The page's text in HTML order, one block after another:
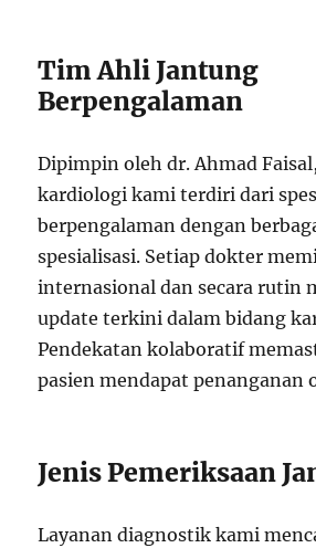
Tim Ahli Jantung
Berpengalaman
Dipimpin oleh dr. Ahmad
kardiologi kami terdiri dari
berpengalaman dengan
spesialisasi. Setiap dokter
internasional dan secara rutin
update terkini dalam bidang
Pendekatan kolaboratif
pasien mendapat penanganan
Jenis Pemeriksaan
Layanan diagnostik kami